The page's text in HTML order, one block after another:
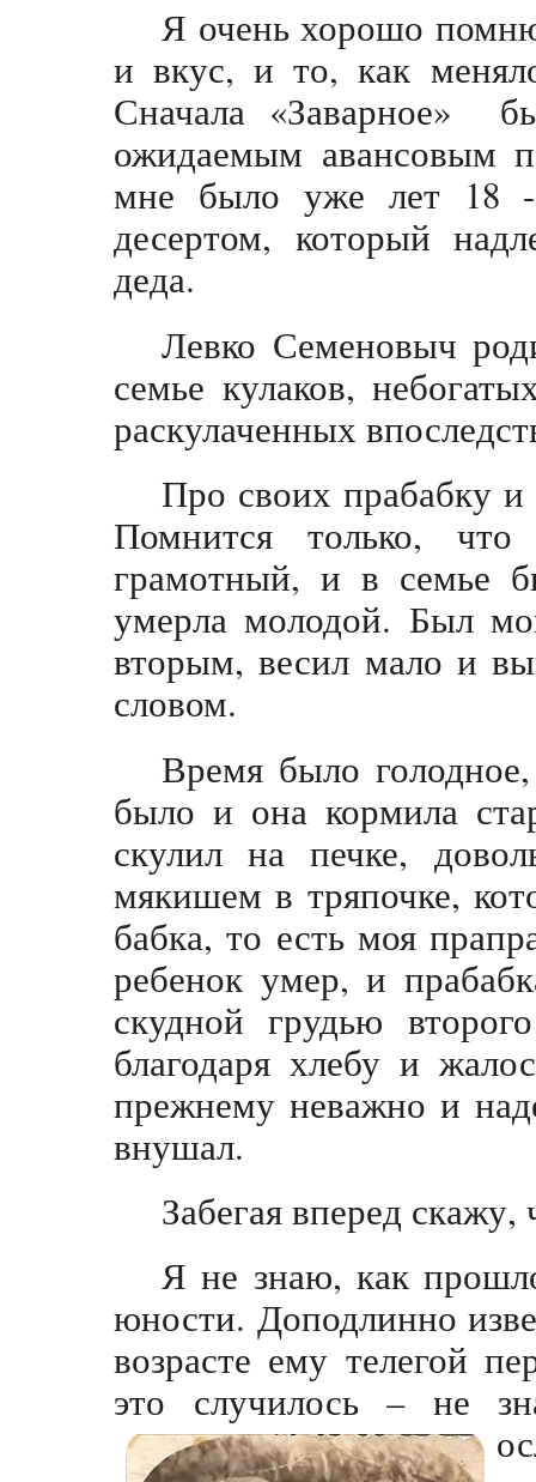
Я очень хорошо
и вкус, и то, как
Сначала «Заварное»
ожидаемым авансовым
мне было уже лет 18 -
десертом, который
деда.
Левко Семеновыч
семье кулаков,
раскулаченных
Про своих прабабку
Помнится только,
грамотный, и в семье
умерла молодой. Был
вторым, весил мало и
словом.
Время было
было и она кормила
скулил на печке,
мякишем в тряпочке,
бабка, то есть моя
ребенок умер, и
скудной грудью
благодаря хлебу и
прежнему неважно и
внушал.
Забегая вперед
Я не знаю, как
юности. Доподлинно
возрасте ему телегой
это случилось – не